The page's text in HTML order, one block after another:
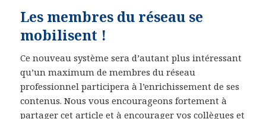
Les membres du réseau se
mobilisent !
Ce nouveau système sera d’autant plus intéressant
qu’un maximum de membres du réseau
professionnel participera à l’enrichissement de ses
contenus. Nous vous encourageons fortement à
partager cet article et à encourager vos collègues et